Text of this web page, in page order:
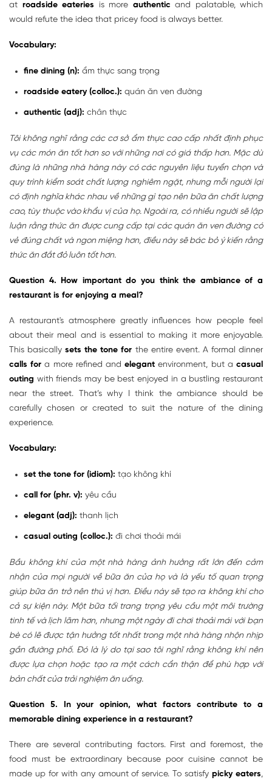
at roadside eateries is more authentic and palatable, which
would refute the idea that pricey food is always better.
Vocabulary:
fine dining (n): ẩm thực sang trọng
roadside eatery (colloc.): quán ăn ven đường
authentic (adj): chân thực
Tôi không nghĩ rằng các cơ sở ẩm thực cao cấp nhất định phục
vụ các món ăn tốt hơn so với những nơi có giá thấp hơn. Mặc dù
đúng là những nhà hàng này có các nguyên liệu tuyển chọn và
quy trình kiểm soát chất lượng nghiêm ngặt, nhưng mỗi người lại
có định nghĩa khác nhau về những gì tạo nên bữa ăn chất lượng
cao, tùy thuộc vào khẩu vị của họ. Ngoài ra, có nhiều người sẽ lập
luận rằng thức ăn được cung cấp tại các quán ăn ven đường có
vẻ đúng chất và ngon miệng hơn, điều này sẽ bác bỏ ý kiến rằng
thức ăn đắt đỏ luôn tốt hơn.
Question 4. How important do you think the ambiance of a
restaurant is for enjoying a meal?
A restaurant's atmosphere greatly influences how people feel
about their meal and is essential to making it more enjoyable.
This basicallysets the tone for the entire event. A formal dinner
calls for a more refined andelegant environment, but acasual
outing with friends may be best enjoyed in a bustling restaurant
near the street. That’s why I think the ambiance should be
carefully chosen or created to suit the nature of the dining
experience.
Vocabulary:
set the tone for (idiom): tạo không khí
call for (phr. v): yêu cầu
elegant (adj): thanh lịch
casual outing (colloc.): đi chơi thoải mái
Bầu không khí của một nhà hàng ảnh hưởng rất lớn đến cảm
nhận của mọi người về bữa ăn của họ và là yếu tố quan trọng
giúp bữa ăn trở nên thú vị hơn. Điều này sẽ tạo ra không khí cho
cả sự kiện này. Một bữa tối trang trọng yêu cầu một môi trường
tinh tế và lịch lãm hơn, nhưng một ngày đi chơi thoải mái với bạn
bè có lẽ được tận hưởng tốt nhất trong một nhà hàng nhộn nhịp
gần đường phố. Đó là lý do tại sao tôi nghĩ rằng không khí nên
được lựa chọn hoặc tạo ra một cách cẩn thận để phù hợp với
bản chất của trải nghiệm ăn uống.
Question 5. In your opinion, what factors contribute to a
memorable dining experience in a restaurant?
There are several contributing factors. First and foremost, the
food must be extraordinary because poor cuisine cannot be
made up for with any amount of service. To satisfypicky eaters,